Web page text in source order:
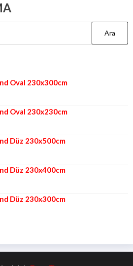
Oval 230x300cm
Oval 230x230cm
Düz 230x500cm
Düz 230x400cm
Düz 230x300cm